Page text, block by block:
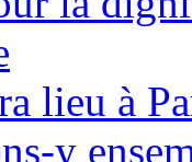
lieu à
y